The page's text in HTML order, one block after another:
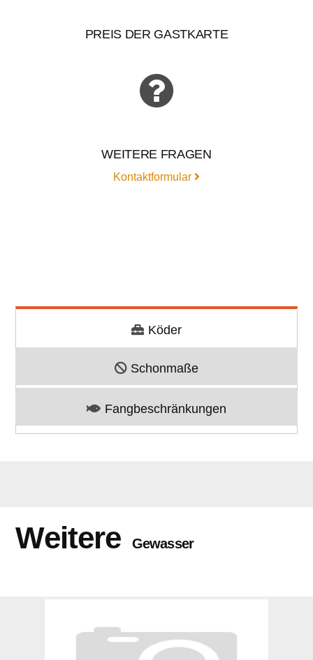
PREIS DER GASTKARTE
WEITERE FRAGEN
Kontaktformular
Köder
Schonmaße
Fangbeschränkungen
Weitere Gewasser